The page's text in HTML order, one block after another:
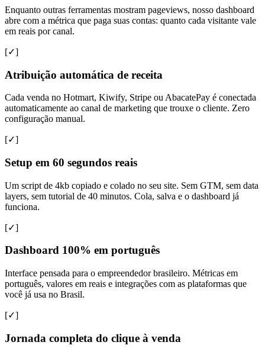
Enquanto outras ferramentas mostram pageviews, nosso dashboard
abre com a métrica que paga suas contas: quanto cada visitante vale
em reais por canal.
[✓]
Atribuição automática de receita
Cada venda no Hotmart, Kiwify, Stripe ou AbacatePay é conectada
automaticamente ao canal de marketing que trouxe o cliente. Zero
configuração manual.
[✓]
Setup em 60 segundos reais
Um script de 4kb copiado e colado no seu site. Sem GTM, sem data
layers, sem tutorial de 40 minutos. Cola, salva e o dashboard já
funciona.
[✓]
Dashboard 100% em português
Interface pensada para o empreendedor brasileiro. Métricas em
português, valores em reais e integrações com as plataformas que
você já usa no Brasil.
[✓]
Jornada completa do clique à venda